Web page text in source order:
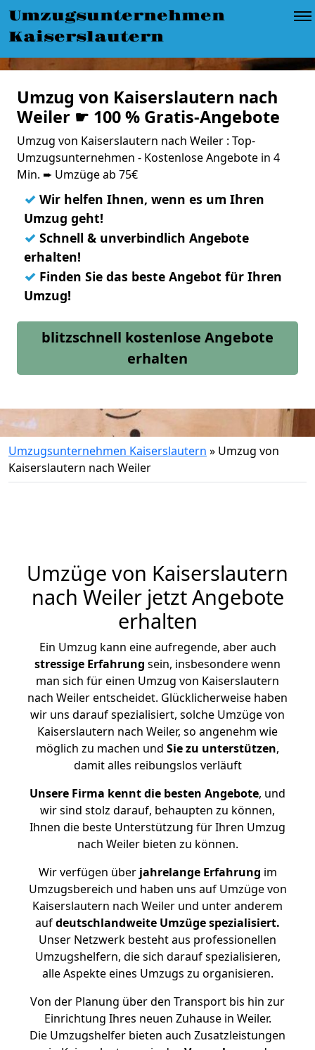
Umzugsunternehmen
Kaiserslautern
Umzug von Kaiserslautern nach
Weiler ☛ 100 % Gratis-Angebote
Umzug von Kaiserslautern nach Weiler : Top-
Umzugsunternehmen - Kostenlose Angebote in 4
Min. ➨ Umzüge ab 75€
✓ Wir helfen Ihnen, wenn es um Ihren
Umzug geht!
✓ Schnell & unverbindlich Angebote
erhalten!
✓ Finden Sie das beste Angebot für Ihren
Umzug!
blitzschnell kostenlose Angebote
erhalten
Umzugsunternehmen Kaiserslautern » Umzug von
Kaiserslautern nach Weiler
Umzüge von Kaiserslautern
nach Weiler jetzt Angebote
erhalten
Ein Umzug kann eine aufregende, aber auch
stressige Erfahrung sein, insbesondere wenn
man sich für einen Umzug von Kaiserslautern
nach Weiler entscheidet. Glücklicherweise haben
wir uns darauf spezialisiert, solche Umzüge von
Kaiserslautern nach Weiler, so angenehm wie
möglich zu machen und Sie zu unterstützen,
damit alles reibungslos verläuft
Unsere Firma kennt die besten Angebote, und
wir sind stolz darauf, behaupten zu können,
Ihnen die beste Unterstützung für Ihren Umzug
nach Weiler bieten zu können.
Wir verfügen überjahrelange Erfahrung im
Umzugsbereich und haben uns auf Umzüge von
Kaiserslautern nach Weiler und unter anderem
aufdeutschlandweite Umzüge spezialisiert.
Unser Netzwerk besteht aus professionellen
Umzugshelfern, die sich darauf spezialisieren,
alle Aspekte eines Umzugs zu organisieren.
Von der Planung über den Transport bis hin zur
Einrichtung Ihres neuen Zuhause in Weiler.
Die Umzugshelfer bieten auch Zusatzleistungen